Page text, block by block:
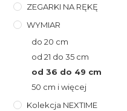
ZEGARKI NA RĘKĘ
WYMIAR
do 20 cm
od 21 do 35 cm
od 36 do 49 cm
50 cm i więcej
Kolekcja NEXTIME